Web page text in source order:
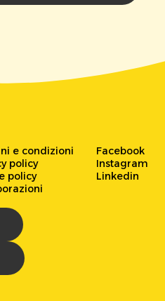
e condizioni
policy
policy
Facebook
Instagram
Linkedin